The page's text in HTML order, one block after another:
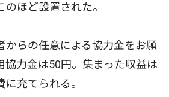
ほど設置された。
らの任意による協力金をお願
協力金は50円。集まった収益は
に充てられる。